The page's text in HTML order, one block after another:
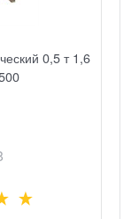
0,5 т 1,6